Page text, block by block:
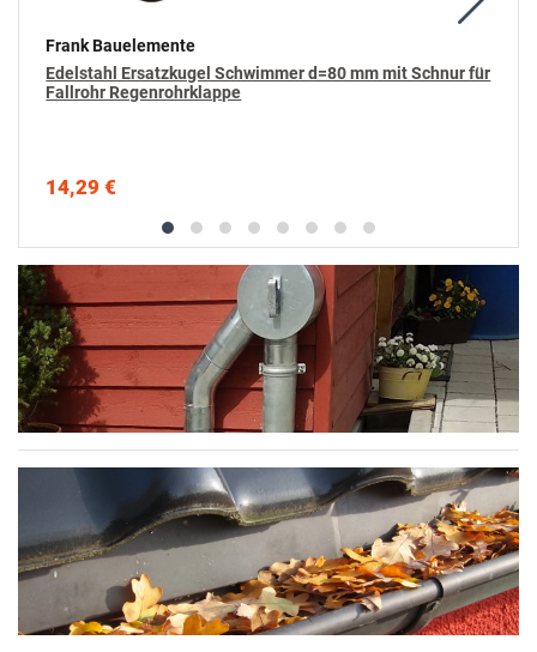
Frank Bauelemente
Edelstahl Ersatzkugel Schwimmer d=80 mm mit Schnur für
Fallrohr Regenrohrklappe
14,29 €